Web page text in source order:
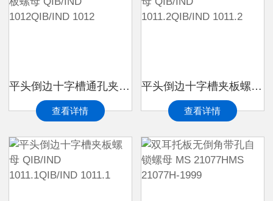
平头倒边十字槽通孔夹板螺母 QIB/IND 1012QIB/IND 1012
查看详情
平头倒边十字槽夹板螺母 QIB/IND 1011.2QIB/IND 1011.2
查看详情